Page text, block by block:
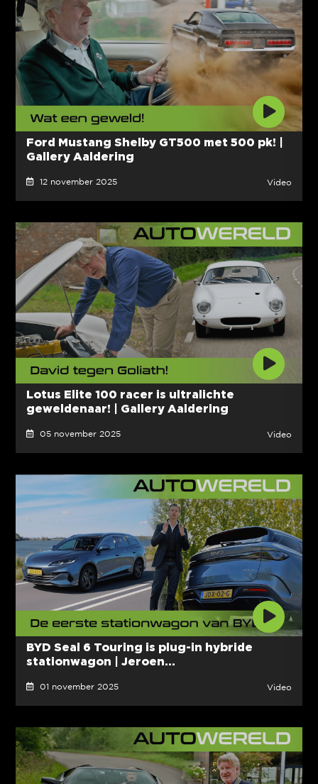
Ford Mustang Shelby GT500 met 500 pk! |
Gallery Aaldering
12 november 2025 Video
Lotus Elite 100 racer is ultralichte
geweldenaar! | Gallery Aaldering
05 november 2025 Video
BYD Seal 6 Touring is plug-in hybride
stationwagon | Jeroen...
01 november 2025 Video